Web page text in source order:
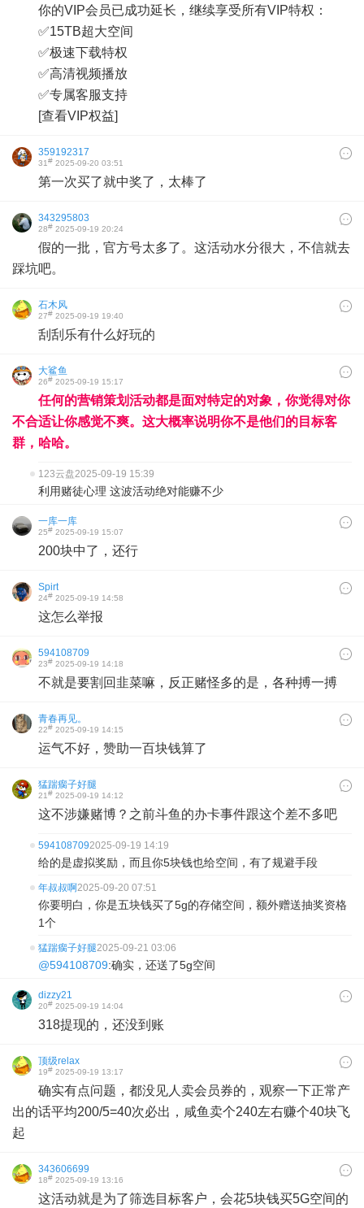
你的VIP会员已成功延长，继续享受所有VIP特权：
✅15TB超大空间
✅极速下载特权
✅高清视频播放
✅专属客服支持
[查看VIP权益]
359192317
31# 2025-09-20 03:51
第一次买了就中奖了，太棒了
343295803
28# 2025-09-19 20:24
假的一批，官方号太多了。这活动水分很大，不信就去
踩坑吧。
石木风
27# 2025-09-19 19:40
刮刮乐有什么好玩的
大鲨鱼
26# 2025-09-19 15:17
任何的营销策划活动都是面对特定的对象，你觉得对你
不合适让你感觉不爽。这大概率说明你不是他们的目标客
群，哈哈。
123云盘2025-09-19 15:39
利用赌徒心理 这波活动绝对能赚不少
一库一库
25# 2025-09-19 15:07
200块中了，还行
Spirt
24# 2025-09-19 14:58
这怎么举报
594108709
23# 2025-09-19 14:18
不就是要割回韭菜嘛，反正赌怪多的是，各种搏一搏
青春再见。
22# 2025-09-19 14:15
运气不好，赞助一百块钱算了
猛踹瘸子好腿
21# 2025-09-19 14:12
这不涉嫌赌博？之前斗鱼的办卡事件跟这个差不多吧
5941087092025-09-19 14:19
给的是虚拟奖励，而且你5块钱也给空间，有了规避手段
年叔叔啊2025-09-20 07:51
你要明白，你是五块钱买了5g的存储空间，额外赠送抽奖资格
1个
猛踹瘸子好腿2025-09-21 03:06
@594108709:确实，还送了5g空间
dizzy21
20# 2025-09-19 14:04
318提现的，还没到账
顶级relax
19# 2025-09-19 13:17
确实有点问题，都没见人卖会员券的，观察一下正常产
出的话平均200/5=40次必出，咸鱼卖个240左右赚个40块飞
起
343606699
18# 2025-09-19 13:16
这活动就是为了筛选目标客户，会花5块钱买5G空间的